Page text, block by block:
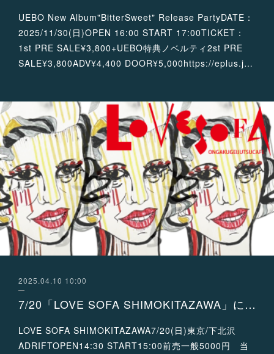
UEBO New Album"BitterSweet" Release PartyDATE：
2025/11/30(日)OPEN 16:00 START 17:00TICKET：
1st PRE SALE¥3,800+UEBO特典ノベルティ2st PRE
SALE¥3,800ADV¥4,400 DOOR¥5,000https://eplus.j…
2025.04.10 10:00
7/20「LOVE SOFA SHIMOKITAZAWA」に出演が決定！
LOVE SOFA SHIMOKITAZAWA7/20(日)東京/下北沢
ADRIFTOPEN14:30 START15:00前売一般5000円 当